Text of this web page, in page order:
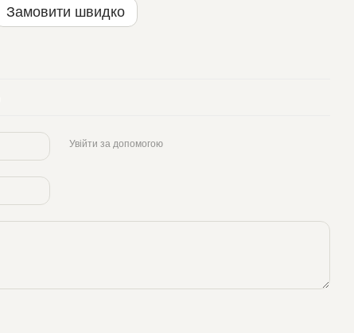
Замовити швидко
Увійти за допомогою